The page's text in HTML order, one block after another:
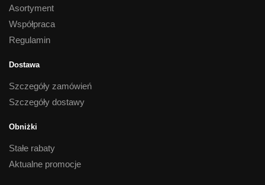
Asortyment
Współpraca
Regulamin
Dostawa
Szczegóły zamówień
Szczegóły dostawy
Obniżki
Stałe rabaty
Aktualne promocje